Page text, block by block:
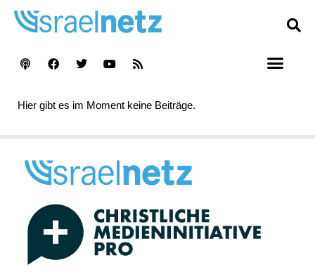
Hier gibt es im Moment keine Beiträge.